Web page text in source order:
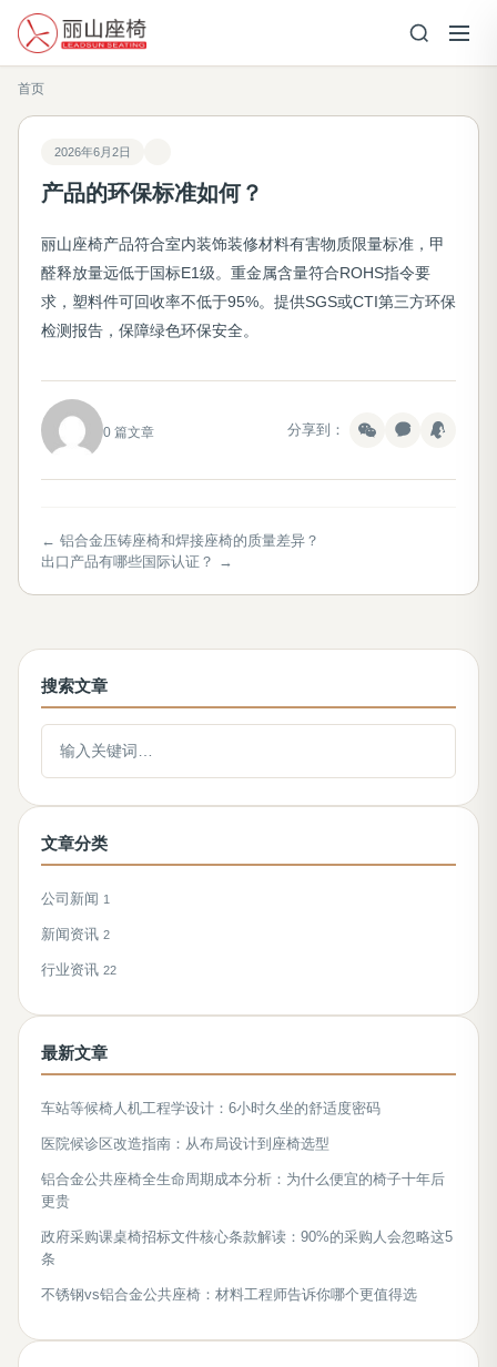
首页
2026年6月2日
产品的环保标准如何？
丽山座椅产品符合室内装饰装修材料有害物质限量标准，甲
醛释放量远低于国标E1级。重金属含量符合ROHS指令要
求，塑料件可回收率不低于95%。提供SGS或CTI第三方环保
检测报告，保障绿色环保安全。
0 篇文章 分享到：
← 铝合金压铸座椅和焊接座椅的质量差异？
出口产品有哪些国际认证？ →
搜索文章
文章分类
公司新闻 1
新闻资讯 2
行业资讯 22
最新文章
车站等候椅人机工程学设计：6小时久坐的舒适度密码
医院候诊区改造指南：从布局设计到座椅选型
铝合金公共座椅全生命周期成本分析：为什么便宜的椅子十年后
更贵
政府采购课桌椅招标文件核心条款解读：90%的采购人会忽略这5
条
不锈钢vs铝合金公共座椅：材料工程师告诉你哪个更值得选